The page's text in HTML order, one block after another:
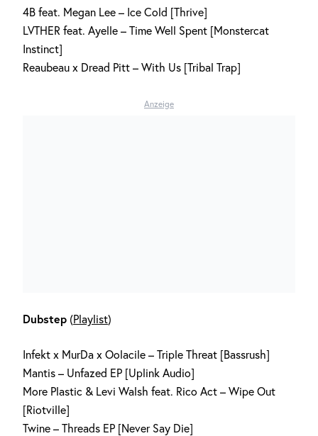
4B feat. Megan Lee – Ice Cold [Thrive]
LVTHER feat. Ayelle – Time Well Spent [Monstercat
Instinct]
Reaubeau x Dread Pitt – With Us [Tribal Trap]
Anzeige
Dubstep (Playlist)
Infekt x MurDa x Oolacile – Triple Threat [Bassrush]
Mantis – Unfazed EP [Uplink Audio]
More Plastic & Levi Walsh feat. Rico Act – Wipe Out
[Riotville]
Twine – Threads EP [Never Say Die]